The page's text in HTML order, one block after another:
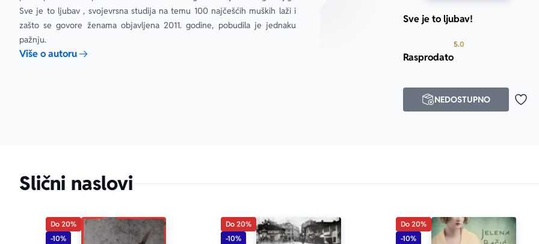
Sve je to ljubav , svojevrsna studija na temu 100 najčešćih muških laži i
zašto se govore ženama objavljena 2011. godine, pobudila je jednaku
pažnju.
Više o autoru
Sve je to ljubav!
5.0
Rasprodato
NEDOSTUPNO
Slični naslovi
Do 20%
-10%
Do 20%
-10%
Do 20%
-10%